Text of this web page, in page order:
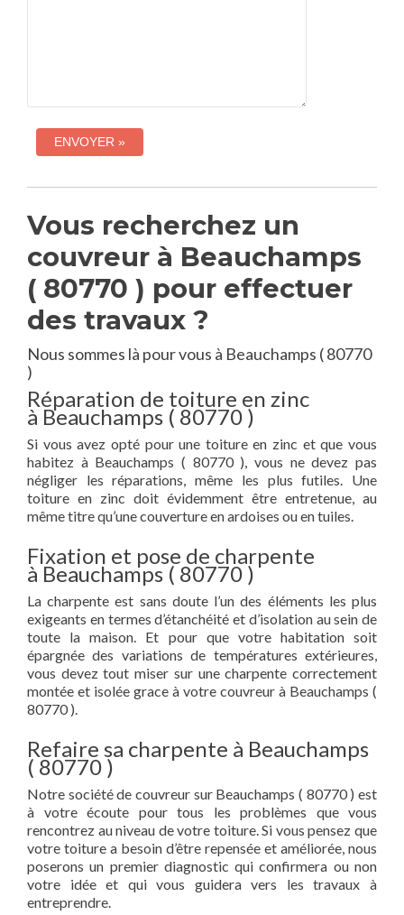
Vous recherchez un
couvreur à Beauchamps
( 80770 ) pour effectuer
des travaux ?
Nous sommes là pour vous à Beauchamps ( 80770
)
Réparation de toiture en zinc
à Beauchamps ( 80770 )
Si vous avez opté pour une toiture en zinc et que vous
habitez à Beauchamps ( 80770 ), vous ne devez pas
négliger les réparations, même les plus futiles. Une
toiture en zinc doit évidemment être entretenue, au
même titre qu’une couverture en ardoises ou en tuiles.
Fixation et pose de charpente
à Beauchamps ( 80770 )
La charpente est sans doute l’un des éléments les plus
exigeants en termes d’étanchéité et d’isolation au sein de
toute la maison. Et pour que votre habitation soit
épargnée des variations de températures extérieures,
vous devez tout miser sur une charpente correctement
montée et isolée grace à votre couvreur à Beauchamps (
80770 ).
Refaire sa charpente à Beauchamps
( 80770 )
Notre société de couvreur sur Beauchamps ( 80770 ) est
à votre écoute pour tous les problèmes que vous
rencontrez au niveau de votre toiture. Si vous pensez que
votre toiture a besoin d’être repensée et améliorée, nous
poserons un premier diagnostic qui confirmera ou non
votre idée et qui vous guidera vers les travaux à
entreprendre.